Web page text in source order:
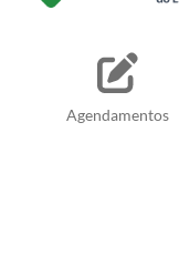
Agendamentos
Pesquisar